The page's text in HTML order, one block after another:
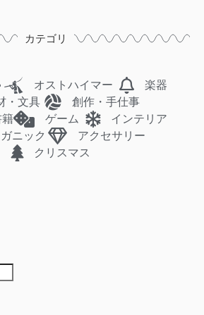
カテゴリ
オストハイマー
楽器
・文具
創作・手仕事
ゲーム
インテリア
ニック
アクセサリー
クリスマス